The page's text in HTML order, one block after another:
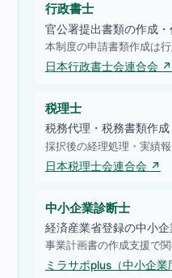
行政書士
官公署提出書類の作成
本制度の申請書類作成は
日本行政書士会連合会 ↗
税理士
税務代理・税務書類作
採択後の経理処理・実績
日本税理士会連合会 ↗
中小企業診断士
経済産業省登録の中小
事業計画書の作成支援で
ミラサポplus（中小企